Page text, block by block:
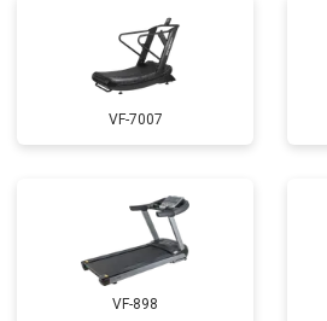
VF-7007
VF-898